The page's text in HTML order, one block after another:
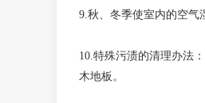
9.秋、冬季使室内的空气
10.特殊污渍的清理办法
木地板。